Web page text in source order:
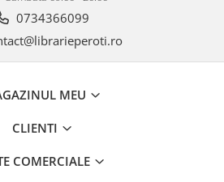
0734366099
MEU
CLIENTI
COMERCIALE